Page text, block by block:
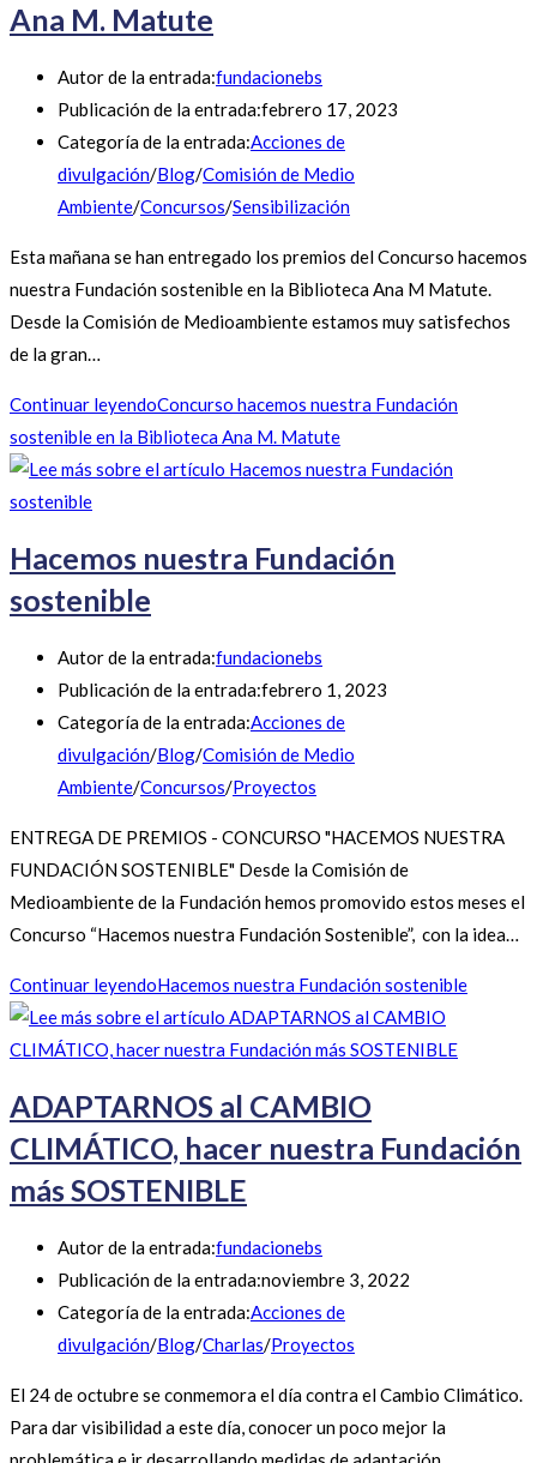
Ana M. Matute
Autor de la entrada:fundacionebs
Publicación de la entrada:febrero 17, 2023
Categoría de la entrada:Acciones de
divulgación/Blog/Comisión de Medio
Ambiente/Concursos/Sensibilización
Esta mañana se han entregado los premios del Concurso hacemos
nuestra Fundación sostenible en la Biblioteca Ana M Matute.
Desde la Comisión de Medioambiente estamos muy satisfechos
de la gran…
Continuar leyendoConcurso hacemos nuestra Fundación
sostenible en la Biblioteca Ana M. Matute
Hacemos nuestra Fundación
sostenible
Autor de la entrada:fundacionebs
Publicación de la entrada:febrero 1, 2023
Categoría de la entrada:Acciones de
divulgación/Blog/Comisión de Medio
Ambiente/Concursos/Proyectos
ENTREGA DE PREMIOS - CONCURSO "HACEMOS NUESTRA
FUNDACIÓN SOSTENIBLE" Desde la Comisión de
Medioambiente de la Fundación hemos promovido estos meses el
Concurso “Hacemos nuestra Fundación Sostenible”, con la idea…
Continuar leyendoHacemos nuestra Fundación sostenible
ADAPTARNOS al CAMBIO
CLIMÁTICO, hacer nuestra Fundación
más SOSTENIBLE
Autor de la entrada:fundacionebs
Publicación de la entrada:noviembre 3, 2022
Categoría de la entrada:Acciones de
divulgación/Blog/Charlas/Proyectos
El 24 de octubre se conmemora el día contra el Cambio Climático.
Para dar visibilidad a este día, conocer un poco mejor la